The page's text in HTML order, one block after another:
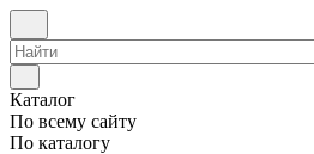
Каталог
По всему сайту
По каталогу